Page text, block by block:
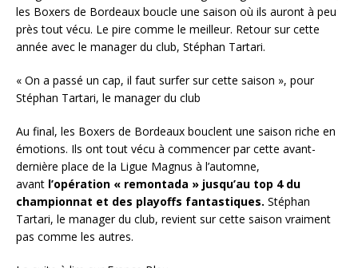
les Boxers de Bordeaux boucle une saison où ils auront à peu
près tout vécu. Le pire comme le meilleur. Retour sur cette
année avec le manager du club, Stéphan Tartari.
« On a passé un cap, il faut surfer sur cette saison », pour
Stéphan Tartari, le manager du club
Au final, les Boxers de Bordeaux bouclent une saison riche en
émotions. Ils ont tout vécu à commencer par cette avant-
dernière place de la Ligue Magnus à l’automne,
avant l’opération « remontada » jusqu’au top 4 du
championnat et des playoffs fantastiques. Stéphan
Tartari, le manager du club, revient sur cette saison vraiment
pas comme les autres.